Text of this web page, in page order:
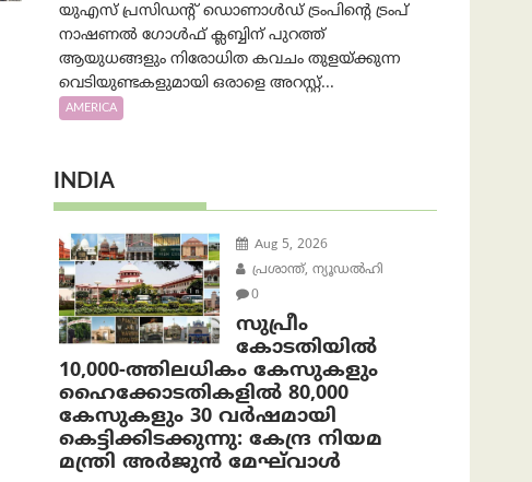
യുഎസ് പ്രസിഡന്റ് ഡൊണാൾഡ് ട്രംപിന്റെ ട്രംപ്
നാഷണൽ ഗോൾഫ് ക്ലബ്ബിന് പുറത്ത്
ആയുധങ്ങളും നിരോധിത കവചം തുളയ്ക്കുന്ന
വെടിയുണ്ടകളുമായി ഒരാളെ അറസ്റ്റ്...
AMERICA
INDIA
Aug 5, 2026
പ്രശാന്ത്, ന്യൂഡല്‍ഹി
0
സുപ്രീം
കോടതിയിൽ
10,000-ത്തിലധികം കേസുകളും
ഹൈക്കോടതികളിൽ 80,000
കേസുകളും 30 വർഷമായി
കെട്ടിക്കിടക്കുന്നു: കേന്ദ്ര നിയമ
മന്ത്രി അര്‍ജുന്‍ മേഘ്‌വാള്‍